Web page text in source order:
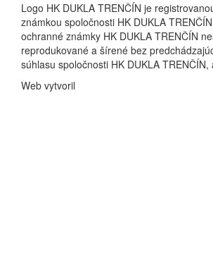
Logo HK DUKLA TRENČÍN je
známkou spoločnosti HK DUKLA
ochranné známky HK DUKLA TRENČÍN
reprodukované a šírené bez
súhlasu spoločnosti HK DUKLA TRENČÍN,
Web vytvoril